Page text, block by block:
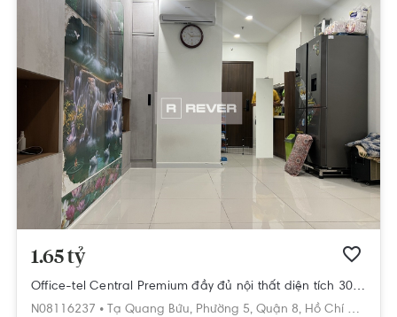
1.65 tỷ
Office-tel Central Premium đầy đủ nội thất diện tích 30m².
N08116237 • Tạ Quang Bửu, Phường 5, Quận 8, Hồ Chí Minh